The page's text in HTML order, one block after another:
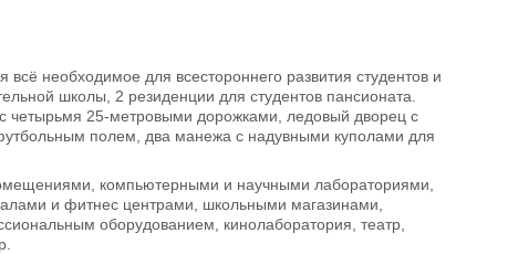
необходимое для всестороннего развития студентов и
школы, 2 резиденции для студентов пансионата.
четырьмя 25-метровыми дорожками, ледовый дворец с
полем, два манежа с надувными куполами для
компьютерными и научными лабораториями,
и фитнес центрами, школьными магазинами,
оборудованием, кинолаборатория, театр,